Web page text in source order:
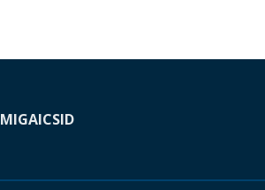
MIGAICSID